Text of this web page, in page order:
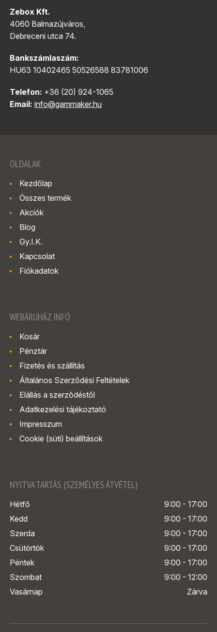
Zebox Kft.
4060 Balmazújváros,
Debreceni utca 74.
Bankszámlaszám:
HU63 10402465 50526588 83781006
Telefon: +36 (20) 924-1065
Email: info@gammaker.hu
OLDALAK
Kezdőlap
Összes termék
Akciók
Blog
Gy.I.K.
Kapcsolat
Fiókadatok
WEBÁRUHÁZ INFÓ
Kosár
Pénztár
Fizetés és szállítás
Általános Szerződési Feltételek
Elállás a szerződéstől
Adatkezelési tájékoztató
Impresszum
Cookie (süti) beállítások
NYITVA TARTÁS (SZEMÉLYES ÁTVÉTEL)
Hétfő
9:00 - 17:00
Kedd
9:00 - 17:00
Szerda
9:00 - 17:00
Csütörtök
9:00 - 17:00
Péntek
9:00 - 17:00
Szombat
9:00 - 12:00
Vasárnap
Zárva